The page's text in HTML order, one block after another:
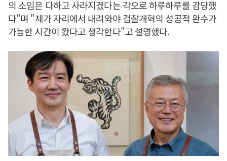
의 소임은 다하고 사라지겠다는 각오로 하루하루를 감당했
다"며 "제가 자리에서 내려와야 검찰개혁의 성공적 완수가
가능한 시간이 왔다고 생각한다"고 설명했다.